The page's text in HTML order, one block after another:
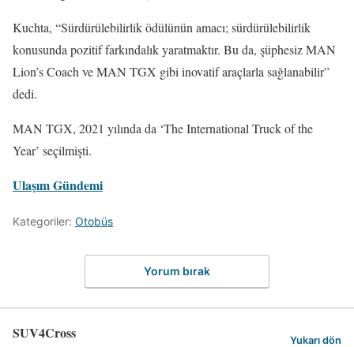
Kuchta, “Sürdürülebilirlik ödülünün amacı; sürdürülebilirlik
konusunda pozitif farkındalık yaratmaktır. Bu da, şüphesiz MAN
Lion’s Coach ve MAN TGX gibi inovatif araçlarla sağlanabilir”
dedi.
MAN TGX, 2021 yılında da ‘The International Truck of the
Year’ seçilmişti.
Ulaşım Gündemi
Kategoriler: Otobüs
Yorum bırak
SUV4Cross Yukarı dön